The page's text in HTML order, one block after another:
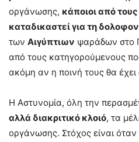
οργάνωσης, κάποιοι από
καταδικαστεί για τη
των Αιγύπτιων ψαράδων στο
από τους κατηγορούμενους που
ακόμη αν η ποινή τους θα
Η Αστυνομία, όλη την
αλλά διακριτικό κλοιό, τα
οργάνωσης. Στόχος είναι όταν